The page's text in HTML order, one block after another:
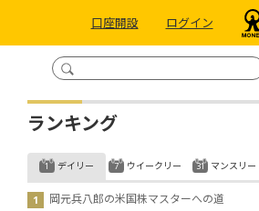
口座開設 ログイン
ランキング
デイリー
岡元兵八郎の米国株マスターへの道
ウイークリー マンスリー